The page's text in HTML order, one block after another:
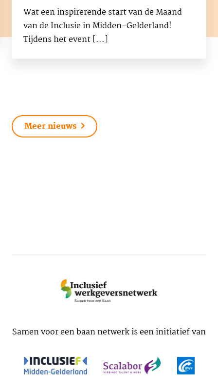
Wat een inspirerende start van de Maand
van de Inclusie in Midden-Gelderland!
Tijdens het event [...]
Meer nieuws
Samen voor een baan netwerk is een initiatief van